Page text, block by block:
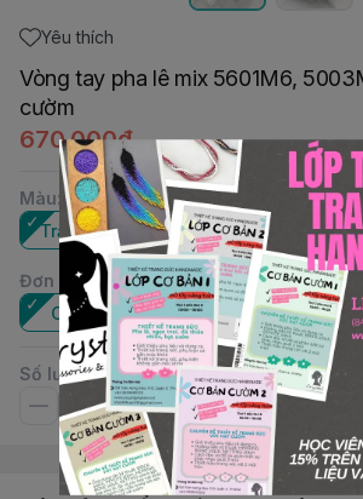
Yêu thích
Vòng tay pha lê mix 5601M6,
cườm
670.000đ
Màu:
Trắng AB
Đơn vị :
Cái
Số lượng